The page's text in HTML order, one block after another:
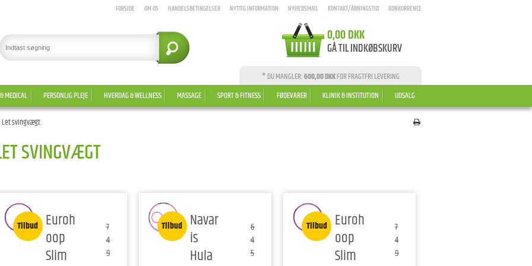
FORSIDE OM OS HANDELSBETINGELSER NYTTIG INFORMATION NYHEDSMAIL KONTAKT/ÅBNINGSTID KONKURRENCE
0,00 DKK
GÅ TIL INDKØBSKURV
* DU MANGLER:600,00 DKKFOR FRAGTFRI LEVERING
MEDICAL PERSONLIG PLEJE HVERDAG & WELLNESS MASSAGE SPORT & FITNESS FØDEVARER KLINIK & INSTITUTION UDSALG
Let svingvægt
SVINGVÆGT
Tilbud Euroh
oop
Slim
7
4
9
Tilbud Navar
is
Hula
6
4
5
Tilbud Euroh
oop
Slim
7
4
9